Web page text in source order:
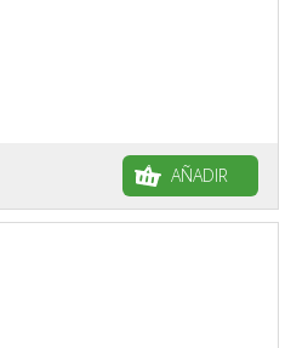
AÑADIR